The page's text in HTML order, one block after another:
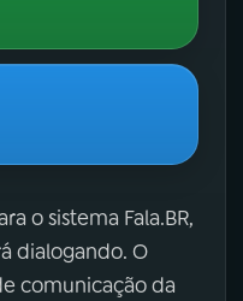
o sistema Fala.BR,
dialogando. O
comunicação da